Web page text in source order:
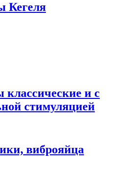
Кегеля
классические и с
стимуляцией
виброяйца